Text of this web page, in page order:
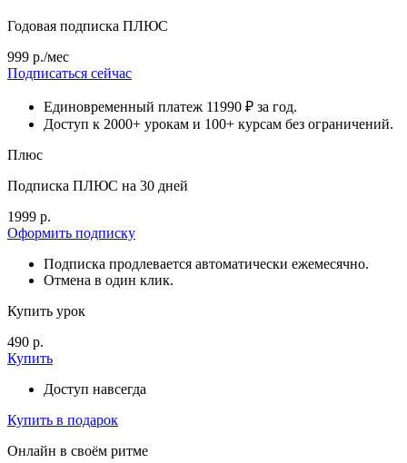
Годовая подписка ПЛЮС
999 р./мес
Подписаться сейчас
Единовременный платеж 11990 ₽ за год.
Доступ к 2000+ урокам и 100+ курсам без ограничений.
Плюс
Подписка ПЛЮС на 30 дней
1999 р.
Оформить подписку
Подписка продлевается автоматически ежемесячно.
Отмена в один клик.
Купить урок
490 р.
Купить
Доступ навсегда
Купить в подарок
Онлайн в своём ритме